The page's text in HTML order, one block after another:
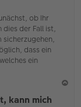
ob Ihr
dies der Fall ist,
sicherzugehen,
dass ein
ein
kann mich